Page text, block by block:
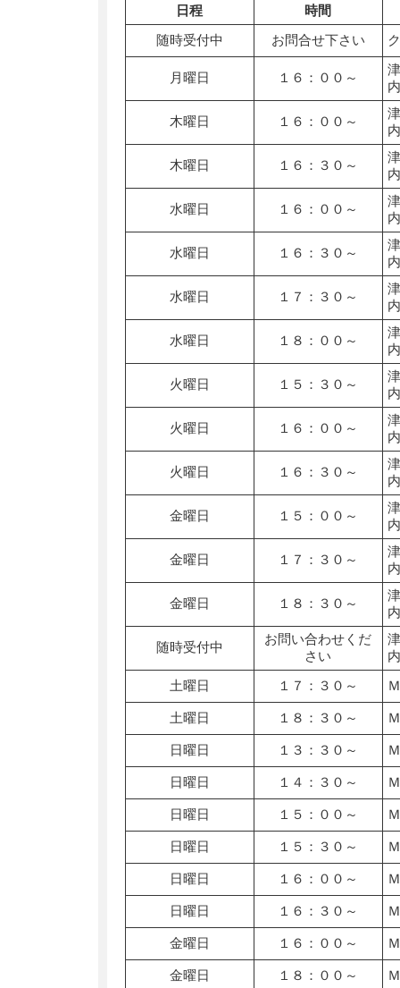
日程
時間
随時受付中
お問合せ下さい
月曜日 １６：００～
木曜日 １６：００～
木曜日 １６：３０～
水曜日 １６：００～
水曜日 １６：３０～
水曜日 １７：３０～
水曜日 １８：００～
火曜日 １５：３０～
火曜日 １６：００～
火曜日 １６：３０～
金曜日 １５：００～
金曜日 １７：３０～
金曜日 １８：３０～
随時受付中
お問い合わせくだ
さい
土曜日
１７：３０～
土曜日 １８：３０～
日曜日 １３：３０～
日曜日 １４：３０～
日曜日 １５：００～
日曜日 １５：３０～
日曜日 １６：００～
日曜日 １６：３０～
金曜日 １６：００～
金曜日 １８：００～